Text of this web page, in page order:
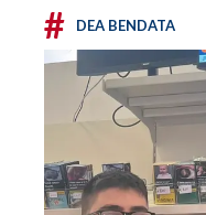
# DEA BENDATA